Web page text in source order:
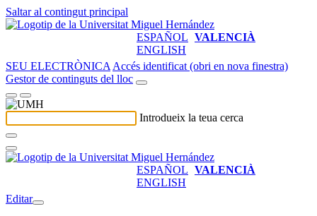
Saltar al contingut principal
ESPAÑOL VALENCIÀ
ENGLISH
SEU ELECTRÒNICA Accés identificat (obri en nova finestra)
Gestor de continguts del lloc
Introdueix la teua cerca
ESPAÑOL VALENCIÀ
ENGLISH
Editar